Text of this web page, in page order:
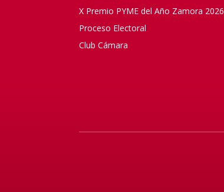
X Premio PYME del Año Zamora 2026
Proceso Electoral
Club Cámara